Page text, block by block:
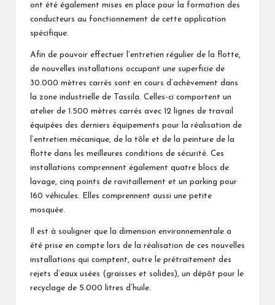
ont été également mises en place pour la formation des
conducteurs au fonctionnement de cette application
spécifique.
Afin de pouvoir effectuer l’entretien régulier de la flotte,
de nouvelles installations occupant une superficie de
30.000 mètres carrés sont en cours d’achèvement dans
la zone industrielle de Tassila. Celles-ci comportent un
atelier de 1.500 mètres carrés avec 12 lignes de travail
équipées des derniers équipements pour la réalisation de
l’entretien mécanique, de la tôle et de la peinture de la
flotte dans les meilleures conditions de sécurité. Ces
installations comprennent également quatre blocs de
lavage, cinq points de ravitaillement et un parking pour
160 véhicules. Elles comprennent aussi une petite
mosquée.
Il est à souligner que la dimension environnementale a
été prise en compte lors de la réalisation de ces nouvelles
installations qui comptent, outre le prétraitement des
rejets d’eaux usées (graisses et solides), un dépôt pour le
recyclage de 5.000 litres d’huile.